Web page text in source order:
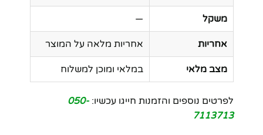
משקל —
אחריות אחריות מלאה על המוצר
מצב מלאי במלאי ומוכן למשלוח
לפרטים נוספים והזמנות חייגו עכשיו: 050-
7113713